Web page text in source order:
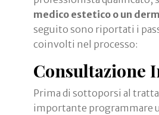
medico estetico o un
seguito sono riportati i
coinvolti nel processo:
Consultazione
Prima di sottoporsi al
importante programmare